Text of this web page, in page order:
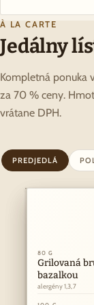
À LA CARTE
Jedálny
Kompletná ponuka
za 70 % ceny.
vrátane DPH.
PREDJEDLÁ
80 G
Grilovaná
bazalkou
alergény 1,3,7
150 G
Vyprážaný
alergény 1,3,7
150 G
Kurací steak